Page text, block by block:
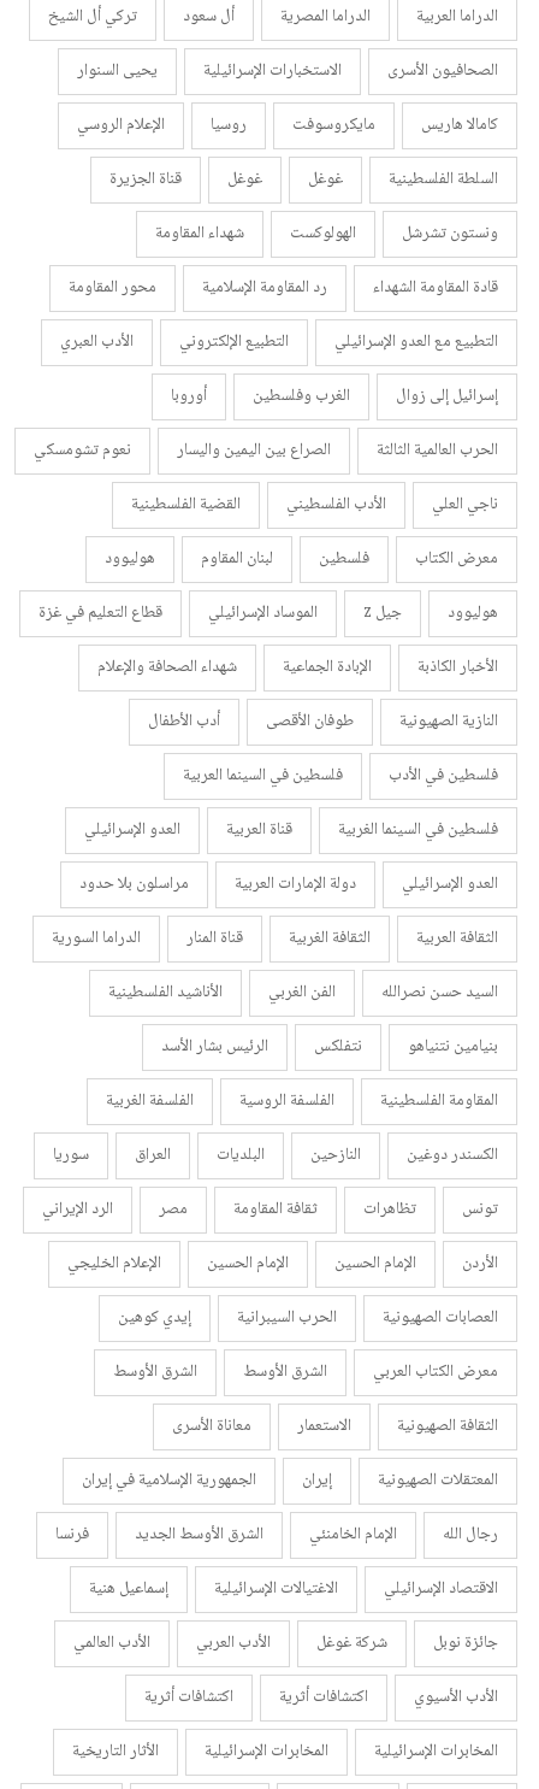
الدراما العربية الدراما المصرية أل سعود
تركي أل الشيخ
الصحافيون الأسرى
الاستخبارات الإسرائيلية
يحيى السنوار
كامالا هاريس
مايكروسوفت روسيا
الإعلام الروسي
السلطة الفلسطينية
غوغل غوغل
قناة الجزيرة
ونستون تشرشل
الهولوكست
شهداء المقاومة
قادة المقاومة الشهداء
رد المقاومة الإسلامية
محور المقاومة
التطبيع مع العدو الإسرائيلي
التطبيع الإلكتروني
الأدب العبري
إسرائيل إلى زوال
الغرب وفلسطين
أوروبا
الحرب العالمية الثالثة
الصراع بين اليمين واليسار
نعوم تشومسكي
ناجي العلي
الأدب الفلسطيني
القضية الفلسطينية
معرض الكتاب
فلسطين لبنان المقاوم
هوليوود
هوليوود
جيل z الموساد الإسرائيلي
قطاع التعليم في غزة
الأخبار الكاذبة
الإبادة الجماعية
شهداء الصحافة والإعلام
النازية الصهيونية
طوفان الأقصى
أدب الأطفال
فلسطين في الأدب
فلسطين في السينما العربية
فلسطين في السينما الغربية
قناة العربية
العدو الإسرائيلي
العدو الإسرائيلي
دولة الإمارات العربية
مراسلون بلا حدود
الثقافة العربية
الثقافة الغربية قناة المنار
الدراما السورية
السيد حسن نصرالله
الفن الغربي
الأناشيد الفلسطينية
بنيامين نتنياهو
نتفلكس
الرئيس بشار الأسد
المقاومة الفلسطينية
الفلسفة الروسية
الفلسفة الغربية
الكسندر دوغين
النازحين البلديات العراق
سوريا
تونس
تظاهرات ثقافة المقاومة مصر
الرد الإيراني
الأردن
الإمام الحسين الإمام الحسين
الإعلام الخليجي
العصابات الصهيونية
الحرب السيبرانية
إيدي كوهين
معرض الكتاب العربي
الشرق الأوسط
الشرق الأوسط
الثقافة الصهيونية
الاستعمار
معاناة الأسرى
المعتقلات الصهيونية
إيران
الجمهورية الإسلامية في إيران
رجال الله
الإمام الخامنئي الشرق الأوسط الجديد
فرنسا
الاقتصاد الإسرائيلي
الاغتيالات الإسرائيلية
إسماعيل هنية
جائزة نوبل
شركة غوغل الأدب العربي
الأدب العالمي
الأدب الأسيوي
اكتشافات أثرية
اكتشافات أثرية
المخابرات الإسرائيلية
المخابرات الإسرائيلية
الأثار التاريخية